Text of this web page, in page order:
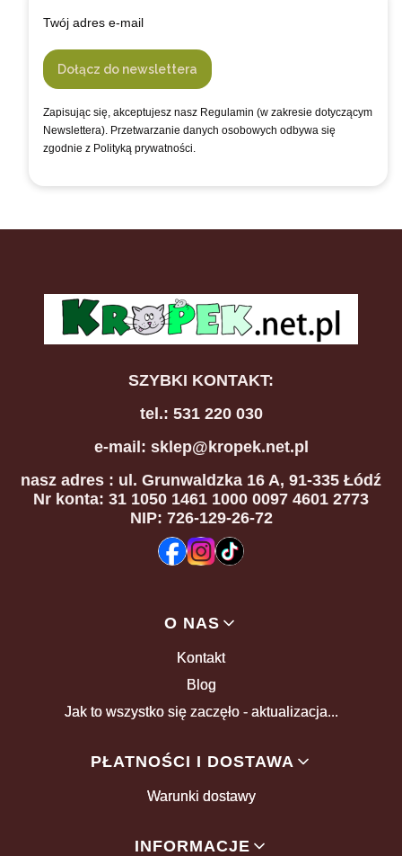
Twój adres e-mail
Dołącz do newslettera
Zapisując się, akceptujesz nasz Regulamin (w zakresie dotyczącym
Newslettera). Przetwarzanie danych osobowych odbywa się
zgodnie z Polityką prywatności.
SZYBKI KONTAKT:
tel.: 531 220 030
e-mail: sklep@kropek.net.pl
nasz adres : ul. Grunwaldzka 16 A, 91-335 Łódź
Nr konta: 31 1050 1461 1000 0097 4601 2773
NIP: 726-129-26-72
O NAS
Kontakt
Blog
Jak to wszystko się zaczęło - aktualizacja...
PŁATNOŚCI I DOSTAWA
Warunki dostawy
INFORMACJE